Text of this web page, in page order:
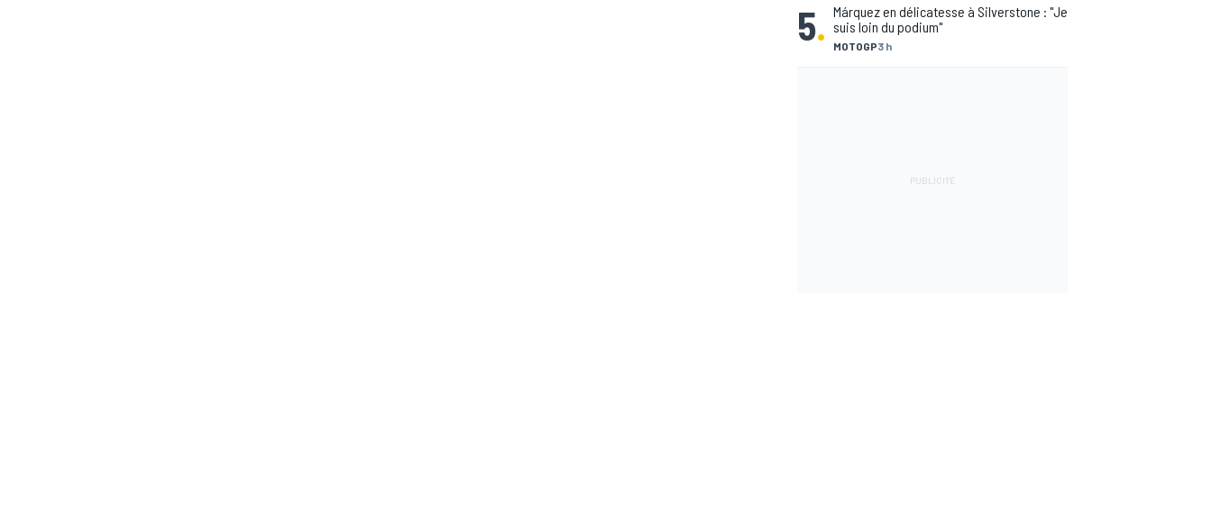
5. MOTOGP3 h
Márquez en délicatesse à Silverstone : "Je
suis loin du podium"